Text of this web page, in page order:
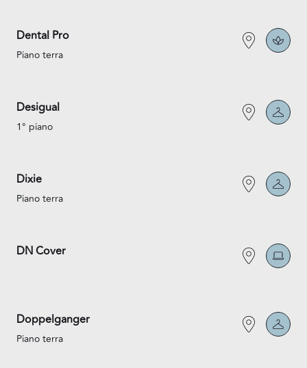
Dental Pro
Piano terra
Desigual
1° piano
Dixie
Piano terra
DN Cover
Doppelganger
Piano terra